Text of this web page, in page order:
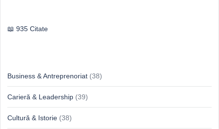
935 Citate
Business & Antreprenoriat (38)
Carieră & Leadership (39)
Cultură & Istorie (38)